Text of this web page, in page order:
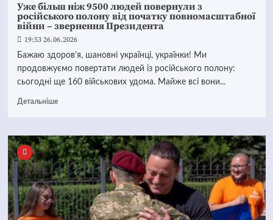
Уже більш ніж 9500 людей повернули з
російського полону від початку повномасштабної
війни – звернення Президента
19:53 26.06.2026
Бажаю здоров’я, шановні українці, українки! Ми
продовжуємо повертати людей із російського полону:
сьогодні ще 160 військових удома. Майже всі вони...
Детальніше